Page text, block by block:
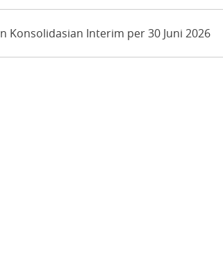
Konsolidasian Interim per 30 Juni 2026